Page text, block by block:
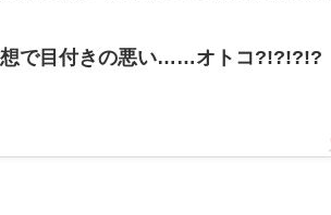
想で目付きの悪い……オトコ?!?!?!?